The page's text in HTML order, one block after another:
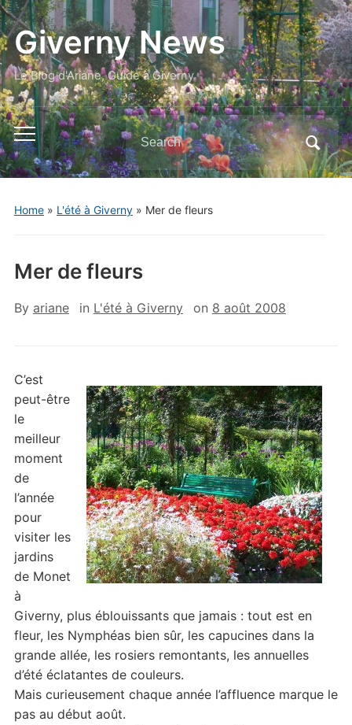
Giverny News
Le Blog d'Ariane, Guide à Giverny
Toggle
mobile
menu
Search
for:
Home» L'été à Giverny» Mer de fleurs
Mer de fleurs
By ariane in L'été à Giverny on 8 août 2008
C’est
peut-être
le
meilleur
moment
de
l’année
pour
visiter les
jardins
de Monet
à
Giverny, plus éblouissants que jamais : tout est en
fleur, les Nymphéas bien sûr, les capucines dans la
grande allée, les rosiers remontants, les annuelles
d’été éclatantes de couleurs.
Mais curieusement chaque année l’affluence marque le
pas au début août.